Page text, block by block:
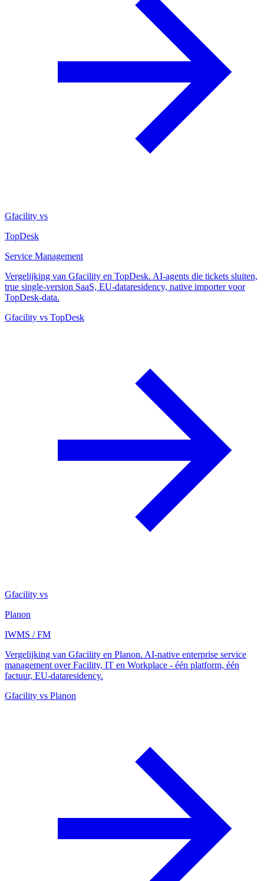
Gfacility vs
TopDesk
Service Management
Vergelijking van Gfacility en TopDesk. AI-agents die tickets sluiten,
true single-version SaaS, EU-dataresidency, native importer voor
TopDesk-data.
Gfacility vs TopDesk
Gfacility vs
Planon
IWMS / FM
Vergelijking van Gfacility en Planon. AI-native enterprise service
management over Facility, IT en Workplace - één platform, één
factuur, EU-dataresidency.
Gfacility vs Planon